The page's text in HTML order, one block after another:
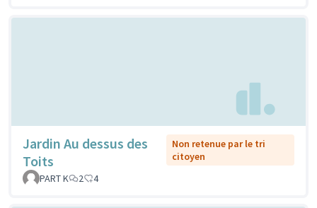
Jardin Au dessus des
Toits
Non retenue par le tri
citoyen
PART K
2 4